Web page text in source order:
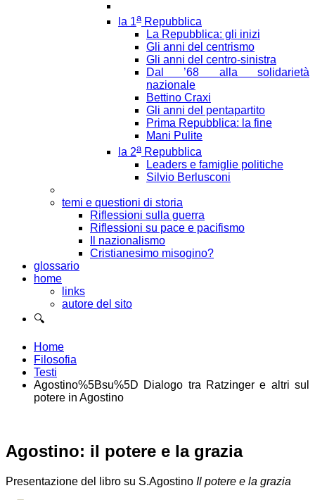
la 1aRepubblica
La Repubblica: gli inizi
Gli anni del centrismo
Gli anni del centro-sinistra
Dal ’68 alla solidarietà
nazionale
Bettino Craxi
Gli anni del pentapartito
Prima Repubblica: la fine
Mani Pulite
la 2aRepubblica
Leaders e famiglie politiche
Silvio Berlusconi
temi e questioni di storia
Riflessioni sulla guerra
Riflessioni su pace e pacifismo
Il nazionalismo
Cristianesimo misogino?
glossario
home
links
autore del sito
🔍
Home
Filosofia
Testi
Agostino%5Bsu%5D Dialogo tra Ratzinger e altri sul
potere in Agostino
Agostino: il potere e la grazia
Presentazione del libro su S.Agostino Il potere e la grazia